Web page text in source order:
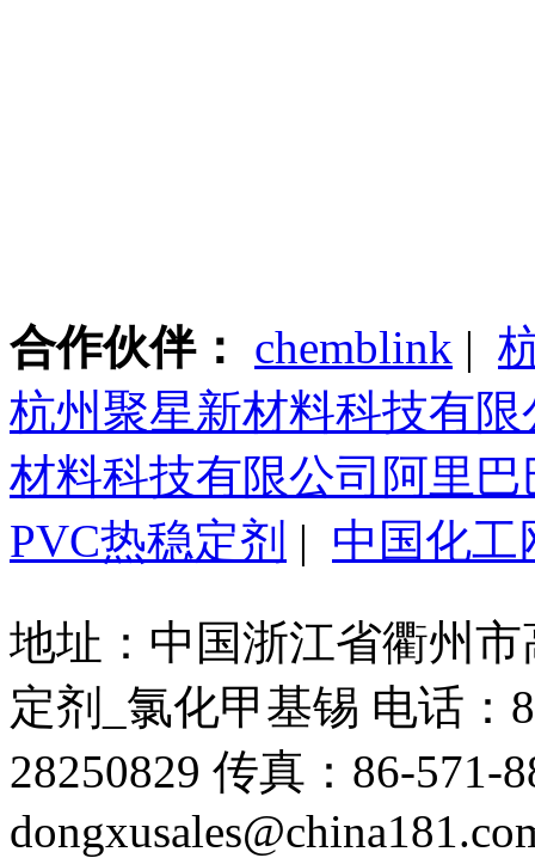
合作伙伴： chemblink |
杭州聚星新材料科技有
材料科技有限公司阿里巴
PVC热稳定剂 | 中国化工
地址：中国浙江省衢州
定剂_氯化甲基锡 电话：
28250829 传真：86-571-